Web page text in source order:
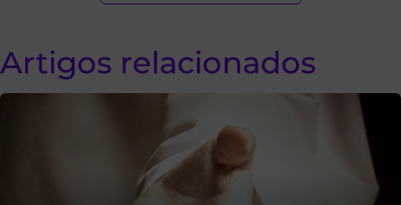
Artigos relacionados